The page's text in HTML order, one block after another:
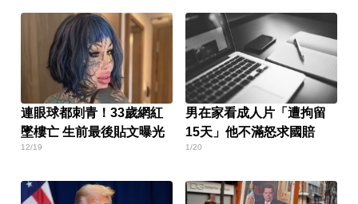
連眼球都刺青！33歲網紅
墜樓亡 生前最後貼文曝光
12/19
男在家看成人片「遭拘留
15天」他不滿怒求國賠
1/20